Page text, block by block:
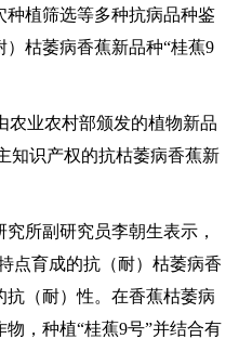
植筛选等多种抗病品种鉴
枯萎病香蕉新品种“桂蕉9
业农村部颁发的植物新品
知识产权的抗枯萎病香蕉新
所副研究员李朝生表示，
点育成的抗（耐）枯萎病香
（耐）性。在香蕉枯萎病
，种植“桂蕉9号”并结合有